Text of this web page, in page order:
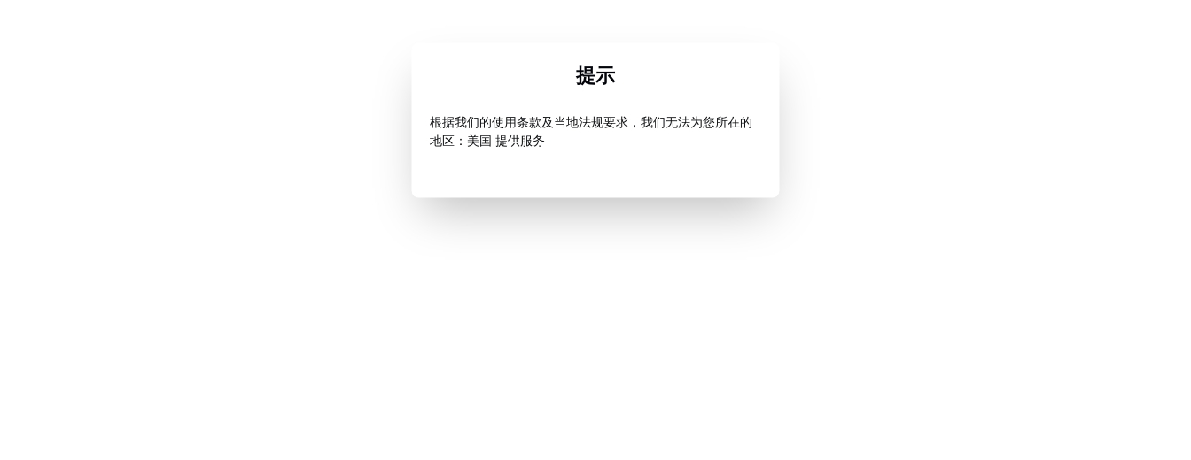
提示
根据我们的使用条款及当地法规要求，我们无法为您所在的
地区：美国 提供服务